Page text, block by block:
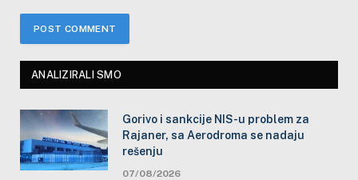
ANALIZIRALI SMO
Gorivo i sankcije NIS-u problem za
Rajaner, sa Aerodroma se nadaju
rešenju
07/08/2026